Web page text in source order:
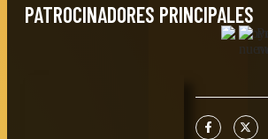
PATROCINADORES PRINCIPALES